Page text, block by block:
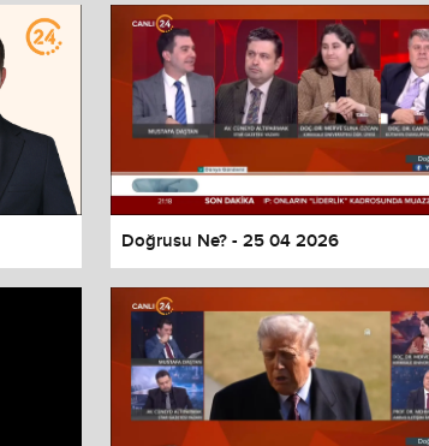
Doğrusu Ne? - 25 04 2026